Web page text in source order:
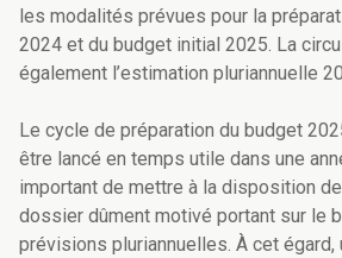
les modalités prévues pour la
2024 et du budget initial 2025. La
également l’estimation pluriannuelle
Le cycle de préparation du budget
être lancé en temps utile dans une
important de mettre à la disposition
dossier dûment motivé portant sur le
prévisions pluriannuelles. À cet égard,